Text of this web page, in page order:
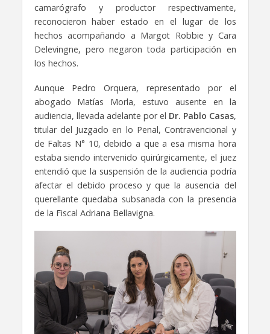
camarógrafo y productor respectivamente,
reconocieron haber estado en el lugar de los
hechos acompañando a Margot Robbie y Cara
Delevingne, pero negaron toda participación en
los hechos.
Aunque Pedro Orquera, representado por el
abogado Matías Morla, estuvo ausente en la
audiencia, llevada adelante por el Dr. Pablo Casas,
titular del Juzgado en lo Penal, Contravencional y
de Faltas N° 10, debido a que a esa misma hora
estaba siendo intervenido quirúrgicamente, el juez
entendió que la suspensión de la audiencia podría
afectar el debido proceso y que la ausencia del
querellante quedaba subsanada con la presencia
de la Fiscal Adriana Bellavigna.